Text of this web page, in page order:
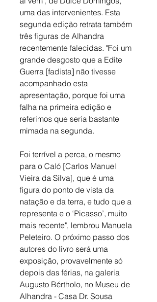
uma das intervenientes. Esta
segunda edição retrata também
três figuras de Alhandra
recentemente falecidas. "Foi um
grande desgosto que a Edite
Guerra [fadista] não tivesse
acompanhado esta
apresentação, porque foi uma
falha na primeira edição e
referimos que seria bastante
mimada na segunda.
Foi terrível a perca, o mesmo
para o Caló [Carlos Manuel
Vieira da Silva], que é uma
figura do ponto de vista da
natação e da terra, e tudo que a
representa e o ‘Picasso’, muito
mais recente", lembrou Manuela
Peleteiro. O próximo passo dos
autores do livro será uma
exposição, provavelmente só
depois das férias, na galeria
Augusto Bértholo, no Museu de
Alhandra - Casa Dr. Sousa